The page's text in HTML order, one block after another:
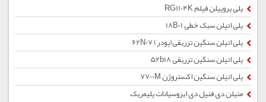
پلی پروپیلن فیلم RG1104K
پلی اتیلن سبک خطی 18B01
پلی اتیلن سنگین تزریقی(پودر) 62N07
پلی اتیلن سنگین تزریقی 52b18
پلی اتیلن سنگین اکستروژن 7700M
متیلن دی فنیل دی ایزوسیانات پلیمریک